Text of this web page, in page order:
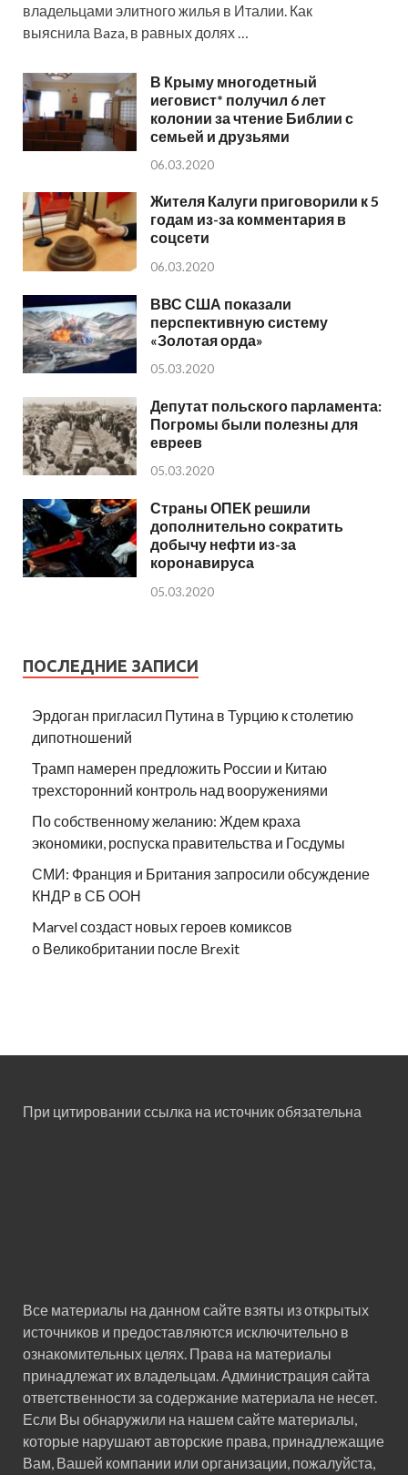
владельцами элитного жилья в Италии. Как
выяснила Baza, в равных долях …
В Крыму многодетный
иеговист* получил 6 лет
колонии за чтение Библии с
семьей и друзьями
06.03.2020
Жителя Калуги приговорили к 5
годам из-за комментария в
соцсети
06.03.2020
ВВС США показали
перспективную систему
«Золотая орда»
05.03.2020
Депутат польского парламента:
Погромы были полезны для
евреев
05.03.2020
Страны ОПЕК решили
дополнительно сократить
добычу нефти из-за
коронавируса
05.03.2020
ПОСЛЕДНИЕ ЗАПИСИ
Эрдоган пригласил Путина в Турцию к столетию
дипотношений
Трамп намерен предложить России и Китаю
трехсторонний контроль над вооружениями
По собственному желанию: Ждем краха
экономики, роспуска правительства и Госдумы
СМИ: Франция и Британия запросили обсуждение
КНДР в СБ ООН
Marvel создаст новых героев комиксов
о Великобритании после Brexit
При цитировании ссылка на источник обязательна
Все материалы на данном сайте взяты из открытых
источников и предоставляются исключительно в
ознакомительных целях. Права на материалы
принадлежат их владельцам. Администрация сайта
ответственности за содержание материала не несет.
Если Вы обнаружили на нашем сайте материалы,
которые нарушают авторские права, принадлежащие
Вам, Вашей компании или организации, пожалуйста,